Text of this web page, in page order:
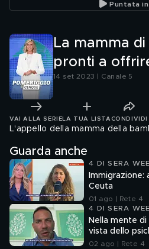
Puntata
La mamma
pronti a
14 set 2023 | Canale 5
VAI ALLA SERIE LA TUA LISTA CONDIVIDI
L'appello della mamma della
Guarda anche
4 DI SERA
Ceuta
01 ago | Rete 4
4 DI SERA
Nella mente
vista dello
Mendolicchio
02 ago | Rete 4